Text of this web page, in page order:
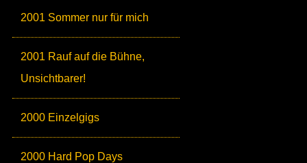
2001 Sommer nur für mich
2001 Rauf auf die Bühne,
Unsichtbarer!
2000 Einzelgigs
2000 Hard Pop Days